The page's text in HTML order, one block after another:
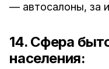
— автосалоны, за
14. Сфера
населения: